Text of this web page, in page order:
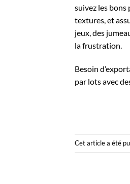
suivez les bons
textures, et
jeux, des
la frustration.
Besoin
par lots avec
Cet article a été